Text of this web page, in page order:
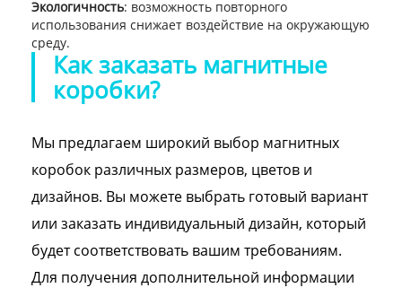
Экологичность: возможность повторного
использования снижает воздействие на окружающую
среду.
Как заказать магнитные
коробки?
Мы предлагаем широкий выбор магнитных
коробок различных размеров, цветов и
дизайнов. Вы можете выбрать готовый вариант
или заказать индивидуальный дизайн, который
будет соответствовать вашим требованиям.
Для получения дополнительной информации